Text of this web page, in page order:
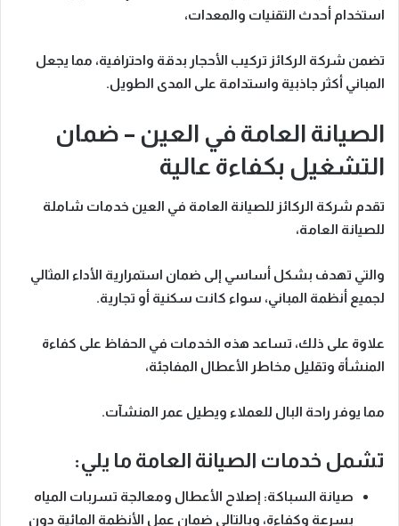
استخدام أحدث التقنيات والمعدات،
تضمن شركة الركائز تركيب الأحجار بدقة واحترافية، مما يجعل
المباني أكثر جاذبية واستدامة على المدى الطويل.
الصيانة العامة في العين – ضمان
التشغيل بكفاءة عالية
تقدم شركة الركائز للصيانة العامة في العين خدمات شاملة
للصيانة العامة،
والتي تهدف بشكل أساسي إلى ضمان استمرارية الأداء المثالي
لجميع أنظمة المباني، سواء كانت سكنية أو تجارية.
علاوة على ذلك، تساعد هذه الخدمات في الحفاظ على كفاءة
المنشأة وتقليل مخاطر الأعطال المفاجئة،
مما يوفر راحة البال للعملاء ويطيل عمر المنشآت.
تشمل خدمات الصيانة العامة ما يلي:
صيانة السباكة: إصلاح الأعطال ومعالجة تسربات المياه
بسرعة وكفاءة، وبالتالي ضمان عمل الأنظمة المائية دون